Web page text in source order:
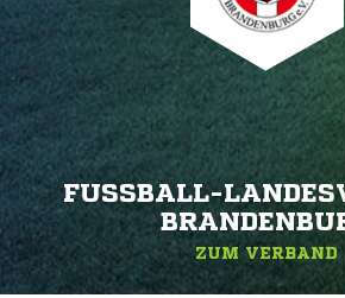
FUSSBALL-
ZUM VERBAND